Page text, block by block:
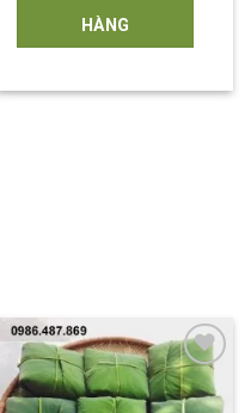
HÀNG
Add to
wishlist